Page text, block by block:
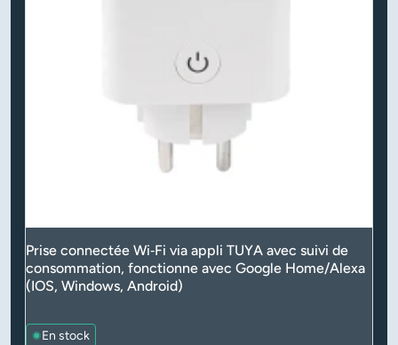
Prise connectée Wi‑Fi via appli TUYA avec suivi de
consommation, fonctionne avec Google Home/Alexa
(IOS, Windows, Android)
En stock